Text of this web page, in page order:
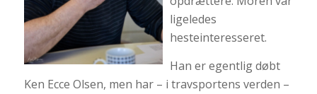
ligeledes
hesteinteresseret.
Han er egentlig døbt
Ken Ecce Olsen, men har – i travsportens verden –